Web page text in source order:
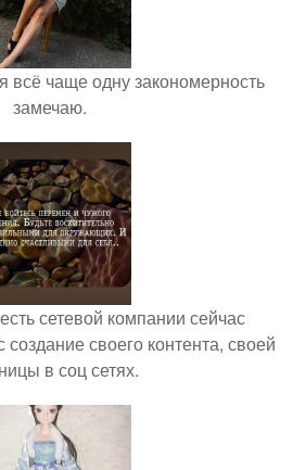
всё чаще одну закономерность
замечаю.
сетевой компании сейчас
своего контента, своей
в соц сетях.